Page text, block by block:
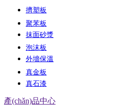
擠塑板
聚苯板
抹面砂漿
泡沫板
外墻保溫
真金板
真石漆
產(chǎn)品中心